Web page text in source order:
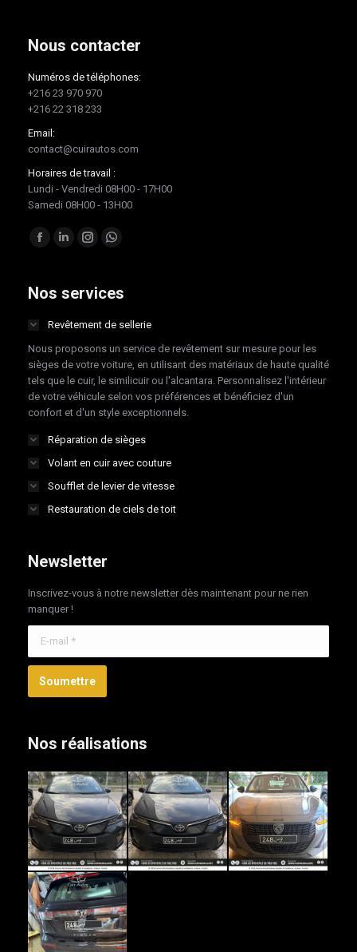
Nous contacter
Numéros de téléphones:
+216 23 970 970
+216 22 318 233
Email:
contact@cuirautos.com
Horaires de travail :
Lundi - Vendredi 08H00 - 17H00
Samedi 08H00 - 13H00
Trouvez nous sur :
Facebook
opens
new
window
LinkedIn
opens
new
window
Instagram
opens
new
window
Whatsapp
opens
new
window
Nos services
Revêtement de sellerie
Nous proposons un service de revêtement sur mesure pour les
sièges de votre voiture, en utilisant des matériaux de haute qualité
tels que le cuir, le similicuir ou l'alcantara. Personnalisez l'intérieur
de votre véhicule selon vos préférences et bénéficiez d'un
confort et d'un style exceptionnels.
Réparation de sièges
Volant en cuir avec couture
Soufflet de levier de vitesse
Restauration de ciels de toit
Newsletter
Inscrivez-vous à notre newsletter dès maintenant pour ne rien
manquer !
Soumettre
Nos réalisations